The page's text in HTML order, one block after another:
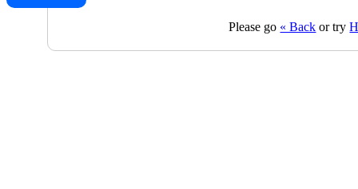
Please go « Back or try